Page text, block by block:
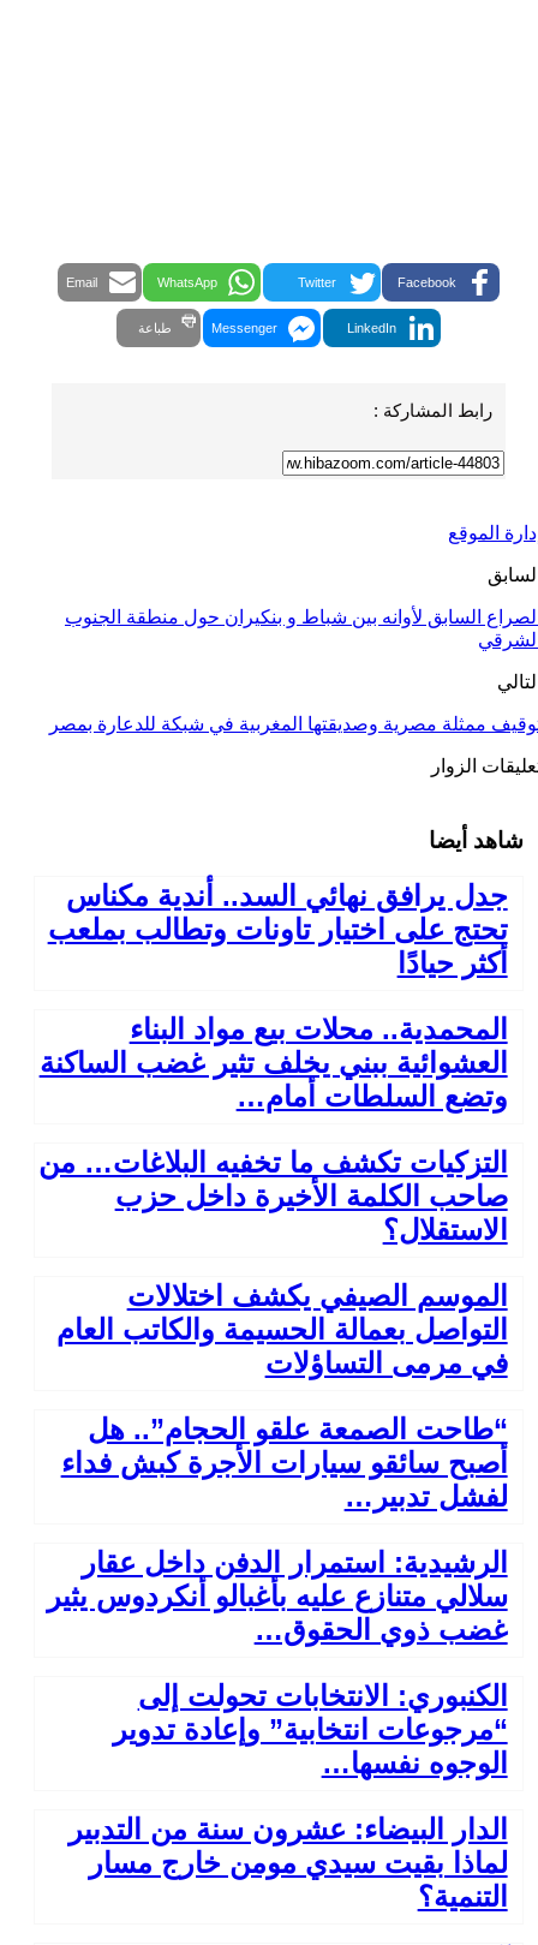
Facebook
Twitter
WhatsApp
Email
LinkedIn
Messenger طباعة
رابط المشاركة :
الموقع
السابق لأوانه بين شباط و بنكيران حول منطقة الجنوب
ممثلة مصرية وصديقتها المغربية في شبكة للدعارة بمصر
الزوار
شاهد أيضا
جدل يرافق نهائي السد.. أندية مكناس
تحتج على اختيار تاونات وتطالب بملعب
أكثر حيادًا
المحمدية.. محلات بيع مواد البناء
العشوائية ببني يخلف تثير غضب الساكنة
وتضع السلطات أمام…
التزكيات تكشف ما تخفيه البلاغات… من
صاحب الكلمة الأخيرة داخل حزب
الاستقلال؟
الموسم الصيفي يكشف اختلالات
التواصل بعمالة الحسيمة والكاتب العام
في مرمى التساؤلات
“طاحت الصمعة علقو الحجام”.. هل
أصبح سائقو سيارات الأجرة كبش فداء
لفشل تدبير…
الرشيدية: استمرار الدفن داخل عقار
سلالي متنازع عليه بأغبالو أنكردوس يثير
غضب ذوي الحقوق…
الكنبوري: الانتخابات تحولت إلى
“مرجوعات انتخابية” وإعادة تدوير
الوجوه نفسها…
الدار البيضاء: عشرون سنة من التدبير
لماذا بقيت سيدي مومن خارج مسار
التنمية؟